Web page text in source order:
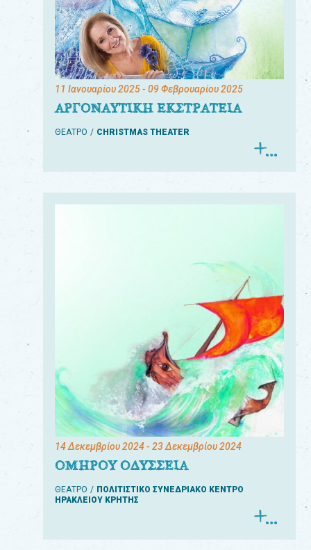
11 Ιανουαρίου 2025- 09 Φεβρουαρίου 2025
ΑΡΓΟΝΑΥΤΙΚΗ ΕΚΣΤΡΑΤΕΙΑ
ΘΕΑΤΡΟ CHRISTMAS THEATER
14 Δεκεμβρίου 2024- 23 Δεκεμβρίου 2024
ΟΜΗΡΟΥ ΟΔΥΣΣΕΙΑ
ΘΕΑΤΡΟ
ΠΟΛΙΤΙΣΤΙΚΟ ΣΥΝΕΔΡΙΑΚΟ ΚΕΝΤΡΟ
ΗΡΑΚΛΕΙΟΥ ΚΡΗΤΗΣ